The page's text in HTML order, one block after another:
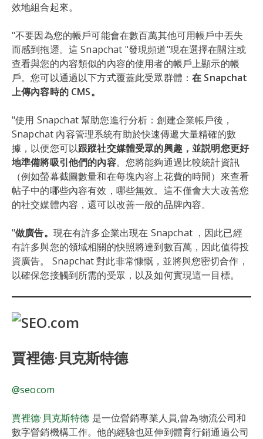
效地組合起來。
"不要因為您的帳戶可能會在數百萬其他可用帳戶中丟失
而感到拖遝。這 Snapchat "發現頻道"現在選擇在關注或
查看與您的內容類似的內容的使用者的帳戶上顯示的帳
戶。您可以通過以下方式覆蓋此受眾群體：在 Snapchat
上傳內容時的 CMS。
"使用 Snapchat 幫助您進行分析：創建企業帳戶後，
Snapchat 內容管理系統有助於快速傳遞大量精確的數
據，以便您可以跟蹤社交媒體受眾的興趣，並説明您更好
地準備將吸引他們的內容。您將能夠通過比較統計資訊
（例如螢幕截圖數量和在每塊內容上花費的時間）來查看
帖子中的哪些內容有效，哪些無效。這不僅會大大改善您
的社交媒體內容，還可以改善一般的品牌內容。
"做廣告。 現在有許多企業出現在 Snapchat ，因此已經
有許多與您的領域相關的快照將達到數百萬，因此值得投
資廣告。 Snapchat 對此非常慷慨，並將與您密切合作，
以確保您接觸到所需的受眾，以及如何實現這一目標。
賈裡德·貝克斯特德
@seocom
賈裡德·貝克斯特德 是一位營銷專業人員,曾為物流公司和
數字營銷機構工作。他的經驗也延伸到體育行銷通過公司